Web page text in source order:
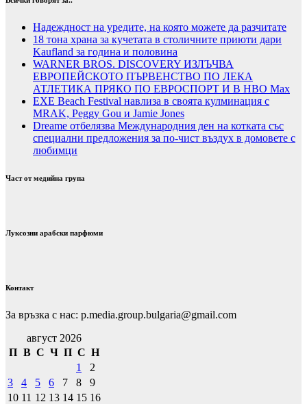
Надеждност на уредите, на която можете да разчитате
18 тона храна за кучетата в столичните приюти дари
Kaufland за година и половина
WARNER BROS. DISCOVERY ИЗЛЪЧВА
ЕВРОПЕЙСКОТО ПЪРВЕНСТВО ПО ЛЕКА
АТЛЕТИКА ПРЯКО ПО ЕВРОСПОРТ И В НВО Мах
EXE Beach Festival навлиза в своята кулминация с
MRAK, Peggy Gou и Jamie Jones
Dreame отбелязва Международния ден на котката със
специални предложения за по-чист въздух в домовете с
любимци
Част от медийна група
Луксозни арабски парфюми
Контакт
За връзка с нас: p.media.group.bulgaria@gmail.com
август 2026
П В С Ч П С Н
1
2
3
4 5 6 7 8
9
10 11 12 13 14 15 16